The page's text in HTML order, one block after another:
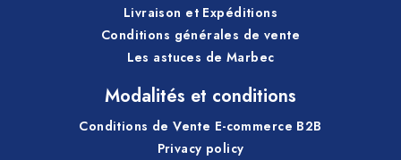
Livraison et Expéditions
Conditions générales de vente
Les astuces de Marbec
Modalités et conditions
Conditions de Vente E-commerce B2B
Privacy policy